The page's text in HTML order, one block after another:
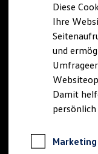
Anpfiff
Elektromobilität
ID.
ID.
Reichweite
Diese
Ihre
und
Damit
persönlich
Marketing